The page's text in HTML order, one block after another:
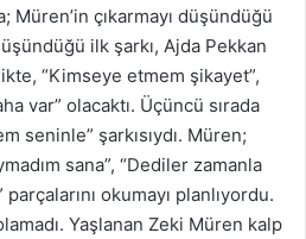
Müren’in çıkarmayı düşündüğü
ilk şarkı, Ajda Pekkan
“Kimseye etmem şikayet”,
var” olacaktı. Üçüncü sırada
seninle” şarkısıydı. Müren;
sana”, “Dediler zamanla
okumayı planlıyordu.
Yaşlanan Zeki Müren kalp